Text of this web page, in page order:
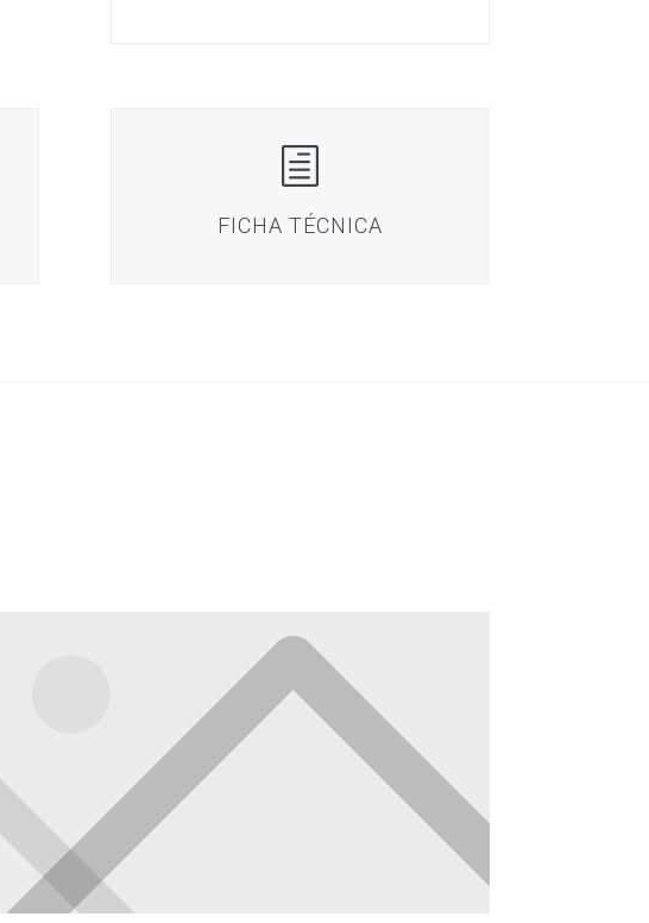
h
FICHA TÉCNICA